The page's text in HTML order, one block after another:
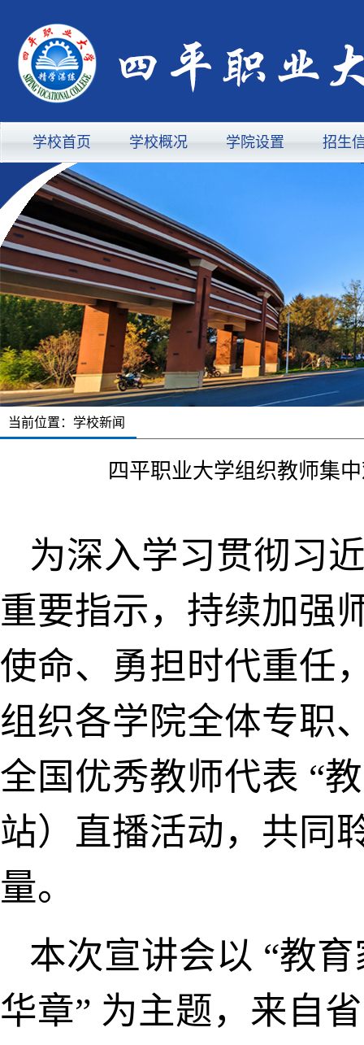
学校首页 学校概况 学院设置 招生
当前位置： 学校新闻
四平职业大学组织教师集
为深入学习贯彻习
重要指示，持续加强
使命、勇担时代重任
组织各学院全体专职
全国优秀教师代表 “
站）直播活动，共同
量。
本次宣讲会以 “教
华章” 为主题，来自